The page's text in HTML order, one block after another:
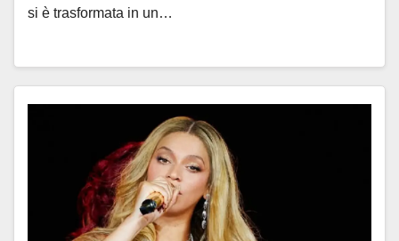
si è trasformata in un…